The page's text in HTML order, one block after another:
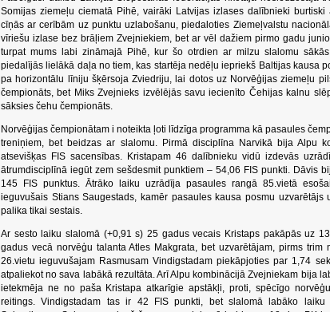
Somijas ziemeļu ciematā Pihē, vairāki Latvijas izlases dalībnieki
cīņās ar cerībām uz punktu uzlabošanu, piedaloties Ziemeļvalstu
vīriešu izlase bez brāļiem Zvejniekiem, bet ar vēl dažiem pirmo gadu
turpat mums labi zināmajā Pihē, kur šo otrdien ar milzu slalomu
piedalījās lielākā daļa no tiem, kas startēja nedēļu iepriekš Baltijas kausa
pa horizontālu līniju šķērsoja Zviedriju, lai dotos uz Norvēģijas ziemeļu
čempionāts, bet Miks Zvejnieks izvēlējās savu iecienīto Čehijas kalnu
sāksies čehu čempionāts.
Norvēģijas čempionātam i noteikta ļoti līdzīga programma kā pasaules
treniņiem, bet beidzas ar slalomu. Pirmā disciplīna Narvikā bija Alpu
atsevišķas FIS sacensības. Kristapam 46 dalībnieku vidū izdevās
ātrumdisciplīnā iegūt zem sešdesmit punktiem – 54,06 FIS punkti. Dāvis
145 FIS punktus. Ātrāko laiku uzrādīja pasaules rangā 85.vietā
ieguvušais Stians Saugestads, kamēr pasaules kausa posmu
palika tikai sestais.
Ar sesto laiku slalomā (+0,91 s) 25 gadus vecais Kristaps pakāpās uz
gadus vecā norvēģu talanta Atles Makgrata, bet uzvarētājam, pirms
26.vietu ieguvušajam Rasmusam Vindigstadam piekāpjoties par 1,74
atpaliekot no sava labākā rezultāta. Arī Alpu kombinācijā Zvejniekam bija
ietekmēja ne no paša Kristapa atkarīgie apstākļi, proti, spēcīgo
reitings. Vindigstadam tas ir 42 FIS punkti, bet slalomā labāko